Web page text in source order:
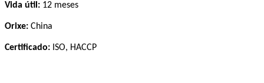
Vida útil: 12 meses
Orixe: China
Certificado: ISO, HACCP